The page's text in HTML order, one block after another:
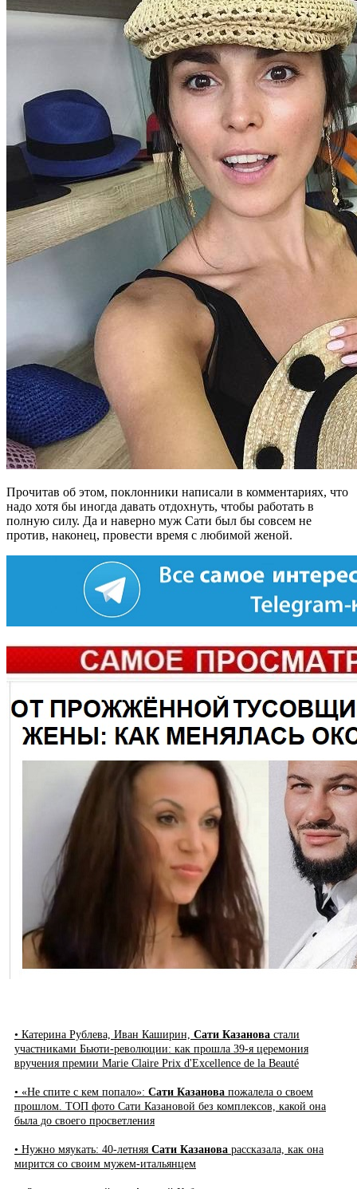
Прочитав об этом, поклонники написали в комментариях, что
надо хотя бы иногда давать отдохнуть, чтобы работать в
полную силу. Да и наверно муж Сати был бы совсем не
против, наконец, провести время с любимой женой.
• Катерина Рублева, Иван Каширин, Сати Казанова стали
участниками Бьюти-революции: как прошла 39-я церемония
вручения премии Marie Claire Prix d'Excellence de la Beauté
• «Не спите с кем попало»: Сати Казанова пожалела о своем
прошлом. ТОП фото Сати Казановой без комплексов, какой она
была до своего просветления
• Нужно мяукать: 40-летняя Сати Казанова рассказала, как она
мирится со своим мужем-итальянцем